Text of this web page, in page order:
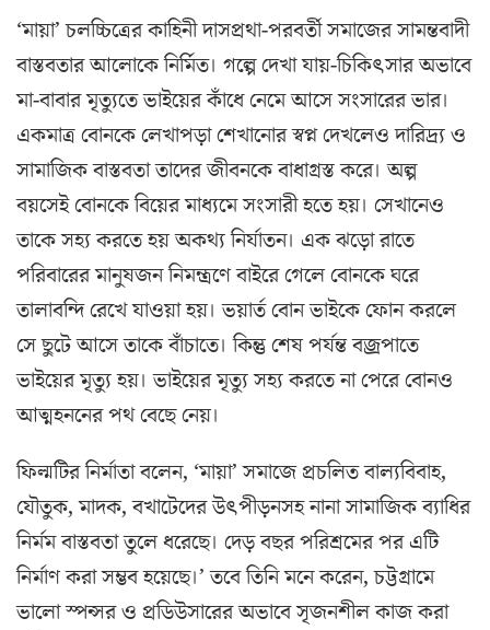
‘মায়া’ চলচ্চিত্রের কাহিনী দাসপ্রথা-পরবর্তী সমাজের সামন্তবাদী
বাস্তবতার আলোকে নির্মিত। গল্পে দেখা যায়-চিকিৎসার অভাবে
মা-বাবার মৃত্যুতে ভাইয়ের কাঁধে নেমে আসে সংসারের ভার।
একমাত্র বোনকে লেখাপড়া শেখানোর স্বপ্ন দেখলেও দারিদ্র্য ও
সামাজিক বাস্তবতা তাদের জীবনকে বাধাগ্রস্ত করে। অল্প
বয়সেই বোনকে বিয়ের মাধ্যমে সংসারী হতে হয়। সেখানেও
তাকে সহ্য করতে হয় অকথ্য নির্যাতন। এক ঝড়ো রাতে
পরিবারের মানুষজন নিমন্ত্রণে বাইরে গেলে বোনকে ঘরে
তালাবন্দি রেখে যাওয়া হয়। ভয়ার্ত বোন ভাইকে ফোন করলে
সে ছুটে আসে তাকে বাঁচাতে। কিন্তু শেষ পর্যন্ত বজ্রপাতে
ভাইয়ের মৃত্যু হয়। ভাইয়ের মৃত্যু সহ্য করতে না পেরে বোনও
আত্মহননের পথ বেছে নেয়।
ফিল্মটির নির্মাতা বলেন, ‘মায়া’ সমাজে প্রচলিত বাল্যবিবাহ,
যৌতুক, মাদক, বখাটেদের উৎপীড়নসহ নানা সামাজিক ব্যাধির
নির্মম বাস্তবতা তুলে ধরেছে। দেড় বছর পরিশ্রমের পর এটি
নির্মাণ করা সম্ভব হয়েছে।’ তবে তিনি মনে করেন, চট্টগ্রামে
ভালো স্পন্সর ও প্রডিউসারের অভাবে সৃজনশীল কাজ করা